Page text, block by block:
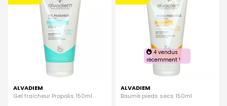
ALVADIEM
Gel fraicheur Propolis 150ml
4 vendus
récemment !
ALVADIEM
Baume pieds secs 150ml